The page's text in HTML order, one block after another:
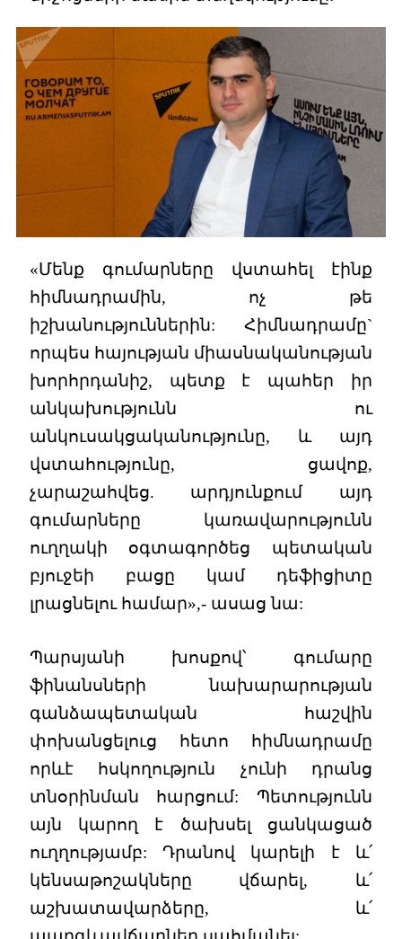
«Մենք գումարները վստահել էինք
հիմնադրամին, ոչ թե
իշխանություններին: Հիմնադրամը`
որպես հայության միասնականության
խորհրդանիշ, պետք է պահեր իր
անկախությունն ու
անկուսակցականությունը, և այդ
վստահությունը, ցավոք,
չարաշահվեց. արդյունքում այդ
գումարները կառավարությունն
ուղղակի օգտագործեց պետական
բյուջեի բացը կամ դեֆիցիտը
լրացնելու համար»,- ասաց նա:
Պարսյանի խոսքով՝ գումարը
ֆինանսների նախարարության
գանձապետական հաշվին
փոխանցելուց հետո հիմնադրամը
որևէ հսկողություն չունի դրանց
տնօրինման հարցում: Պետությունն
այն կարող է ծախսել ցանկացած
ուղղությամբ: Դրանով կարելի է և՛
կենսաթոշակները վճարել, և՛
աշխատավարձերը, և՛